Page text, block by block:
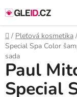
na
obsah
Domů
/ Pleťová kosmetika /
Special Spa Color
sada
Paul
Special